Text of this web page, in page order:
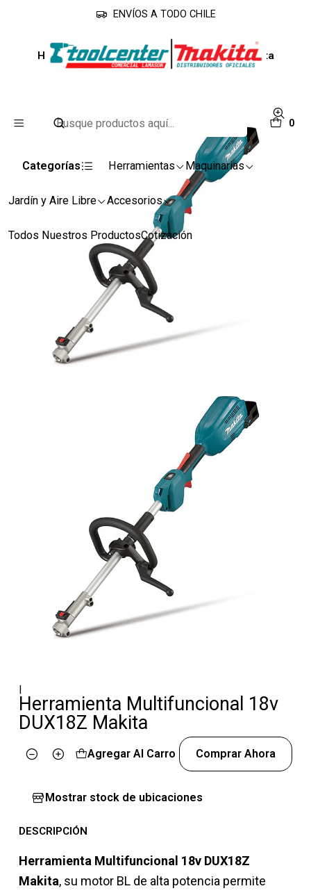
0
Categorías Herramientas Maquinarias
Jardín y Aire Libre Accesorios
Todos Nuestros ProductosCotización
ENVÍOS A TODO CHILE
Inicio Línea Industrial
Línea Industrial
Herramienta Multifuncional 18v DUX18Z Makita
|
Herramienta Multifuncional 18v
DUX18Z Makita
Cantidad
Agregar Al Carro Comprar Ahora
Mostrar stock de ubicaciones
DESCRIPCIÓN
Herramienta Multifuncional 18v DUX18Z
Makita, su motor BL de alta potencia permite